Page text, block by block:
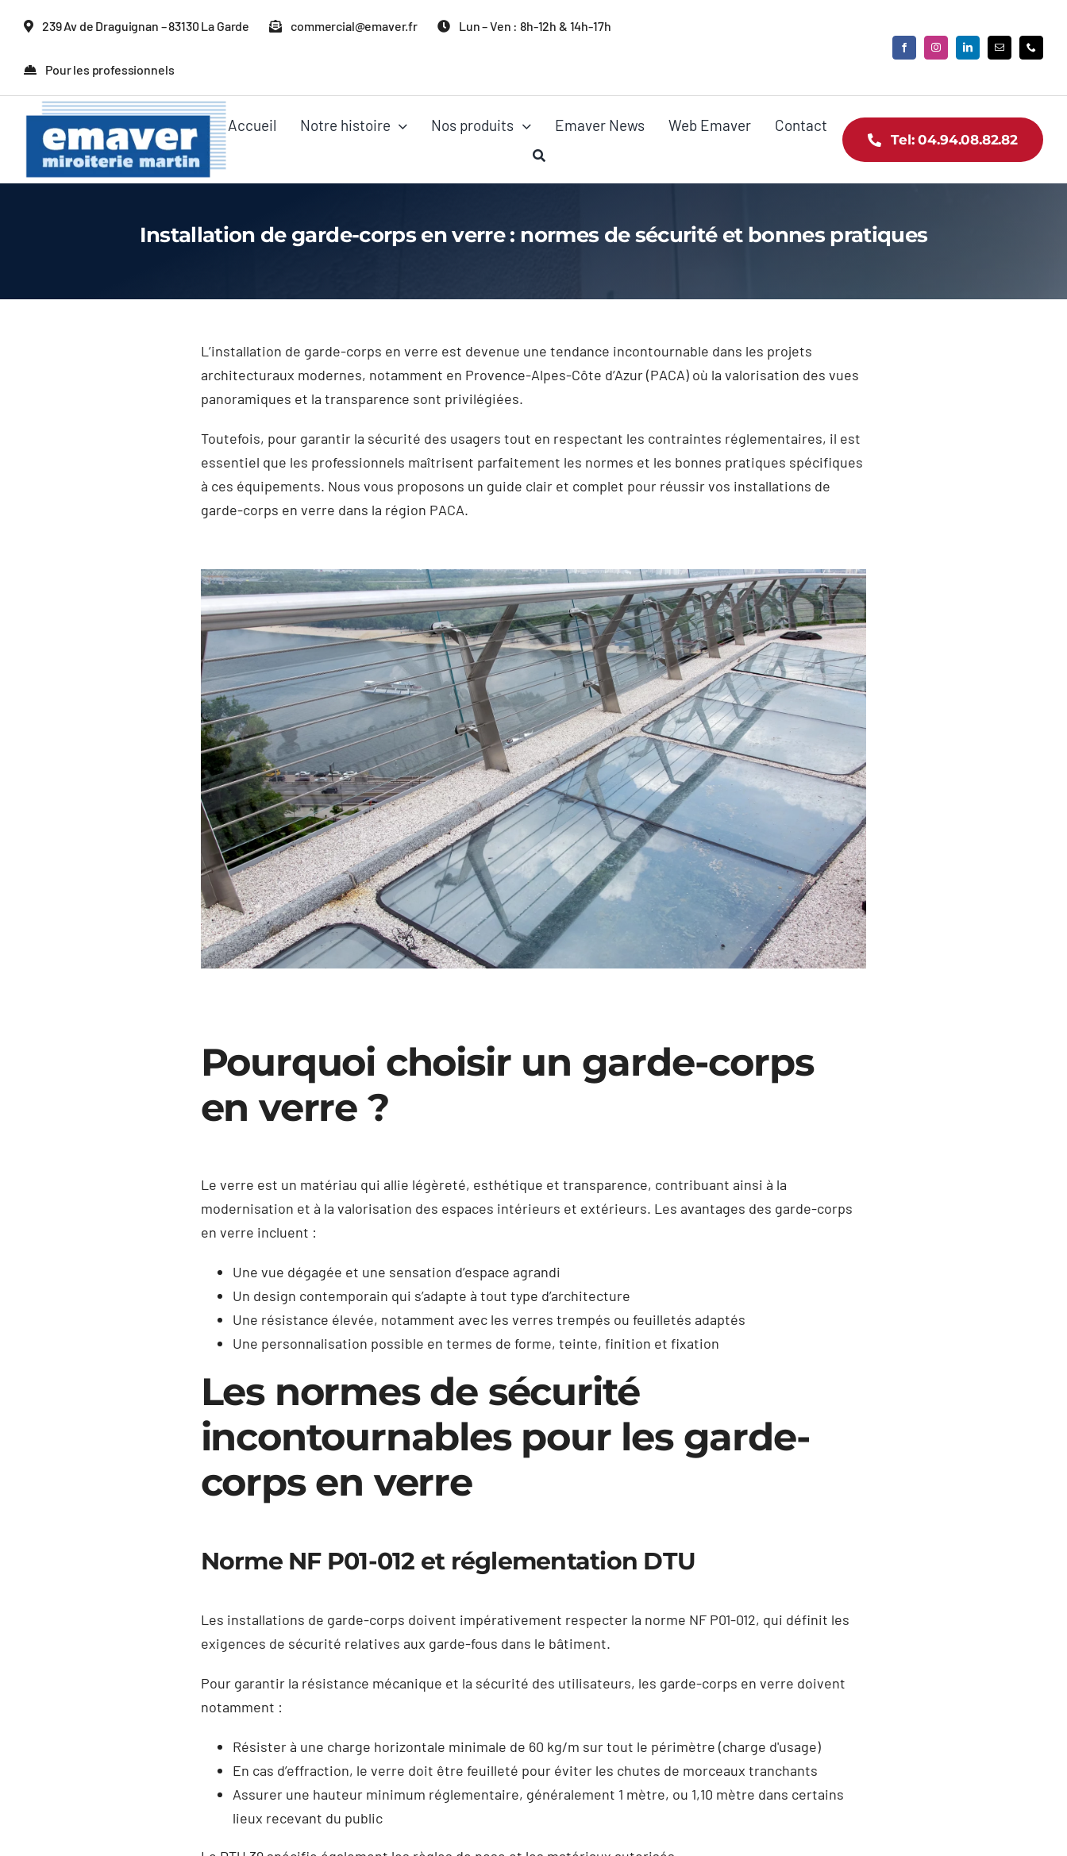
239 Av de Draguignan – 83130 La Garde commercial@emaver.fr Lun – Ven : 8h-12h & 14h-17h
Pour les professionnels
Accueil Notre histoire Nos produits Emaver News Web Emaver Contact
Tel: 04.94.08.82.82
Installation de garde-corps en verre : normes de sécurité et bonnes pratiques
L’installation de garde-corps en verre est devenue une tendance incontournable dans les projets
architecturaux modernes, notamment en Provence-Alpes-Côte d’Azur (PACA) où la valorisation des vues
panoramiques et la transparence sont privilégiées.
Toutefois, pour garantir la sécurité des usagers tout en respectant les contraintes réglementaires, il est
essentiel que les professionnels maîtrisent parfaitement les normes et les bonnes pratiques spécifiques
à ces équipements. Nous vous proposons un guide clair et complet pour réussir vos installations de
garde-corps en verre dans la région PACA.
Pourquoi choisir un garde-corps
en verre ?
Le verre est un matériau qui allie légèreté, esthétique et transparence, contribuant ainsi à la
modernisation et à la valorisation des espaces intérieurs et extérieurs. Les avantages des garde-corps
en verre incluent :
Une vue dégagée et une sensation d’espace agrandi
Un design contemporain qui s’adapte à tout type d’architecture
Une résistance élevée, notamment avec les verres trempés ou feuilletés adaptés
Une personnalisation possible en termes de forme, teinte, finition et fixation
Les normes de sécurité
incontournables pour les garde-
corps en verre
Norme NF P01-012 et réglementation DTU
Les installations de garde-corps doivent impérativement respecter la norme NF P01-012, qui définit les
exigences de sécurité relatives aux garde-fous dans le bâtiment.
Pour garantir la résistance mécanique et la sécurité des utilisateurs, les garde-corps en verre doivent
notamment :
Résister à une charge horizontale minimale de 60 kg/m sur tout le périmètre (charge d'usage)
En cas d’effraction, le verre doit être feuilleté pour éviter les chutes de morceaux tranchants
Assurer une hauteur minimum réglementaire, généralement 1 mètre, ou 1,10 mètre dans certains
lieux recevant du public